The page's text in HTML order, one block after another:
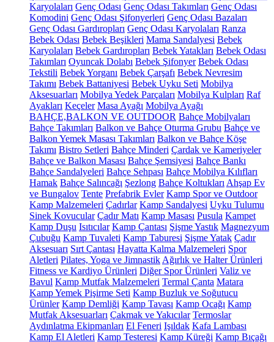
Karyolaları Genç Odası Genç Odası Takımları Genç Odası
Komodini Genç Odası Şifonyerleri Genç Odası Bazaları
Genç Odası Gardıropları Genç Odası Karyolaları Ranza
Bebek Odası Bebek Beşikleri Mama Sandalyesi Bebek
Karyolaları Bebek Gardıropları Bebek Yatakları Bebek Odası
Takımları Oyuncak Dolabı Bebek Şifonyer Bebek Odası
Tekstili Bebek Yorganı Bebek Çarşafı Bebek Nevresim
Takımı Bebek Battaniyesi Bebek Uyku Seti Mobilya
Aksesuarları Mobilya Yedek Parçaları Mobilya Kulpları Raf
Ayakları Keçeler Masa Ayağı Mobilya Ayağı
BAHÇE,BALKON VE OUTDOOR Bahçe Mobilyaları
Bahçe Takımları Balkon ve Bahçe Oturma Grubu Bahçe ve
Balkon Yemek Masası Takımları Balkon ve Bahçe Köşe
Takımı Bistro Setleri Bahçe Minderi Çardak ve Kameriyeler
Bahçe ve Balkon Masası Bahçe Şemsiyesi Bahçe Bankı
Bahçe Sandalyeleri Bahçe Sehpası Bahçe Mobilya Kılıfları
Hamak Bahçe Salıncağı Şezlong Bahçe Koltukları Ahşap Ev
ve Bungalov Tente Prefabrik Evler Kamp Spor ve Outdoor
Kamp Malzemeleri Çadırlar Kamp Sandalyesi Uyku Tulumu
Sinek Kovucular Çadır Matı Kamp Masası Pusula Kampet
Kamp Duşu Isıtıcılar Kamp Çantası Şişme Yastık Magnezyum
Çubuğu Kamp Tuvaleti Kamp Taburesi Şişme Yatak Çadır
Aksesuarı Sırt Çantası Hayatta Kalma Malzemeleri Spor
Aletleri Pilates, Yoga ve Jimnastik Ağırlık ve Halter Ürünleri
Fitness ve Kardiyo Ürünleri Diğer Spor Ürünleri Valiz ve
Bavul Kamp Mutfak Malzemeleri Termal Çanta Matara
Kamp Yemek Pişirme Seti Kamp Buzluk ve Soğutucu
Ürünler Kamp Demliği Kamp Tavası Kamp Ocağı Kamp
Mutfak Aksesuarları Çakmak ve Yakıcılar Termoslar
Aydınlatma Ekipmanları El Feneri Işıldak Kafa Lambası
Kamp El Aletleri Kamp Testeresi Kamp Küreği Kamp Bıçağı